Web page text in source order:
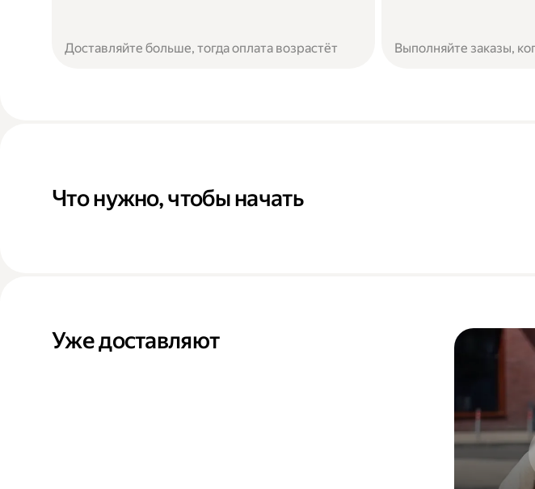
Доставляйте больше, тогда оплата возрастёт Выполняйте заказы,
Что нужно, чтобы начать
Уже доставляют